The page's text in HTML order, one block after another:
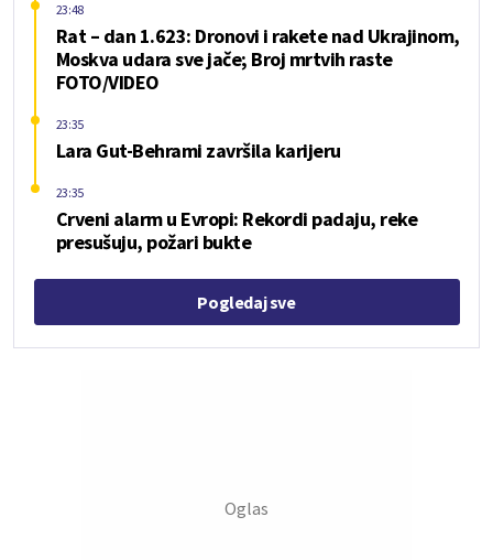
Rat – dan 1.623: Dronovi i rakete nad Ukrajinom,
Moskva udara sve jače; Broj mrtvih raste
FOTO/VIDEO
23:48
Lara Gut-Behrami završila karijeru
23:35
Crveni alarm u Evropi: Rekordi padaju, reke
presušuju, požari bukte
23:35
Pogledaj sve